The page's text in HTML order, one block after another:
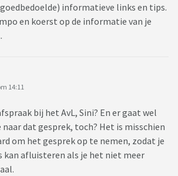
informatieve links en tips.
en koerst op de informatie van je
14:11
bij het AvL, Sini? En er gaat wel
dat gesprek, toch? Het is misschien
om het gesprek op te nemen, zodat je
kan afluisteren als je het niet meer